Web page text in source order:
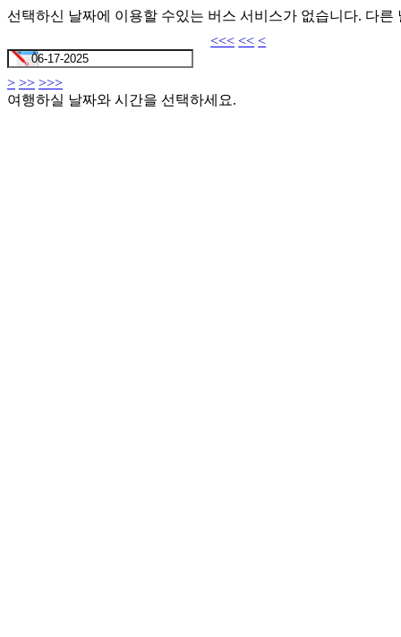
선택하신 날짜에 이용할 수있는 버스 서비스가 없습니다. 다
<<< << <
> >> >>>
여행하실 날짜와 시간을 선택하세요.